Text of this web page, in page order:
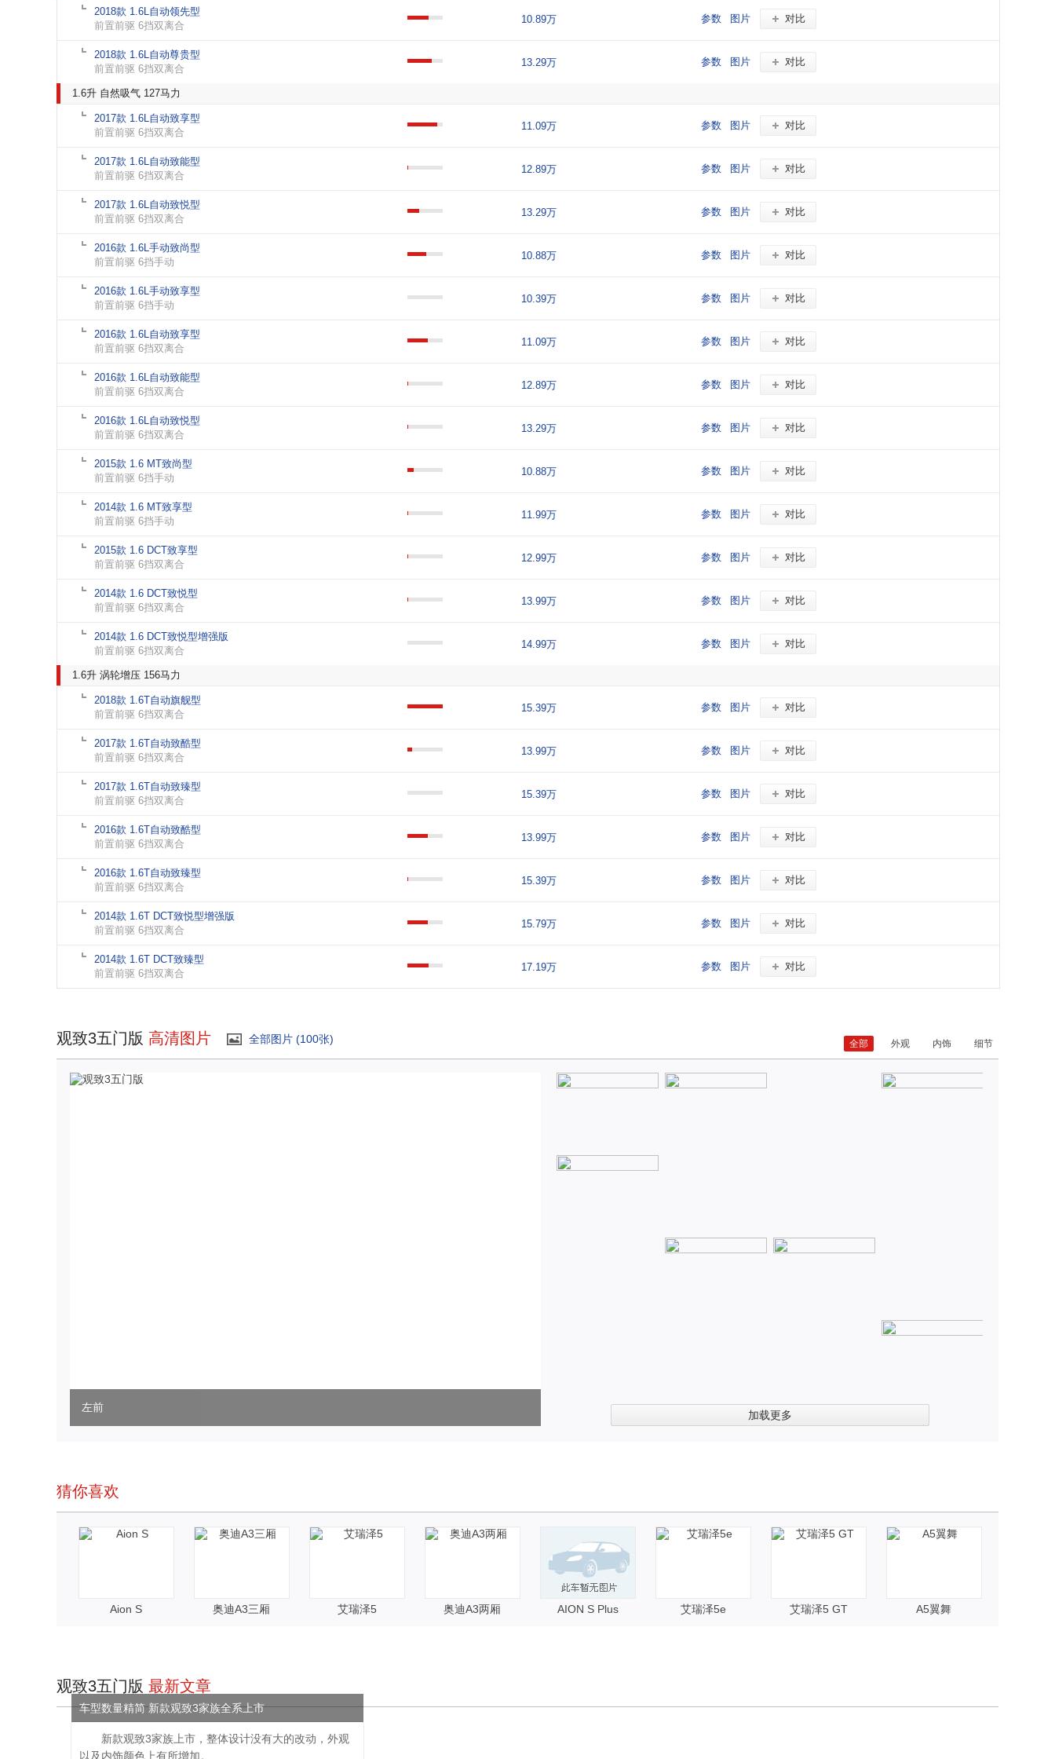
2018款 1.6L自动领先型
前置前驱 6挡双离合
10.89万 参数 图片 对比
2018款 1.6L自动尊贵型
前置前驱 6挡双离合
13.29万 参数 图片 对比
1.6升 自然吸气 127马力
2017款 1.6L自动致享型
前置前驱 6挡双离合
11.09万 参数 图片 对比
2017款 1.6L自动致能型
前置前驱 6挡双离合
12.89万 参数 图片 对比
2017款 1.6L自动致悦型
前置前驱 6挡双离合
13.29万 参数 图片 对比
2016款 1.6L手动致尚型
前置前驱 6挡手动
10.88万 参数 图片 对比
2016款 1.6L手动致享型
前置前驱 6挡手动
10.39万 参数 图片 对比
2016款 1.6L自动致享型
前置前驱 6挡双离合
11.09万 参数 图片 对比
2016款 1.6L自动致能型
前置前驱 6挡双离合
12.89万 参数 图片 对比
2016款 1.6L自动致悦型
前置前驱 6挡双离合
13.29万 参数 图片 对比
2015款 1.6 MT致尚型
前置前驱 6挡手动
10.88万 参数 图片 对比
2014款 1.6 MT致享型
前置前驱 6挡手动
11.99万 参数 图片 对比
2015款 1.6 DCT致享型
前置前驱 6挡双离合
12.99万 参数 图片 对比
2014款 1.6 DCT致悦型
前置前驱 6挡双离合
13.99万 参数 图片 对比
2014款 1.6 DCT致悦型增强版
前置前驱 6挡双离合
14.99万 参数 图片 对比
1.6升 涡轮增压 156马力
2018款 1.6T自动旗舰型
前置前驱 6挡双离合
15.39万 参数 图片 对比
2017款 1.6T自动致酷型
前置前驱 6挡双离合
13.99万 参数 图片 对比
2017款 1.6T自动致臻型
前置前驱 6挡双离合
15.39万 参数 图片 对比
2016款 1.6T自动致酷型
前置前驱 6挡双离合
13.99万 参数 图片 对比
2016款 1.6T自动致臻型
前置前驱 6挡双离合
15.39万 参数 图片 对比
2014款 1.6T DCT致悦型增强版
前置前驱 6挡双离合
15.79万 参数 图片 对比
2014款 1.6T DCT致臻型
前置前驱 6挡双离合
17.19万 参数 图片 对比
观致3五门版 高清图片 全部图片 (100张) 全部 外观 内饰 细节
左前
加载更多
猜你喜欢
Aion S 奥迪A3三厢 艾瑞泽5 奥迪A3两厢 AION S Plus 艾瑞泽5e 艾瑞泽5 GT A5翼舞
观致3五门版 最新文章
车型数量精简 新款观致3家族全系上市
新款观致3家族上市，整体设计没有大的改动，外观
以及内饰颜色上有所增加。